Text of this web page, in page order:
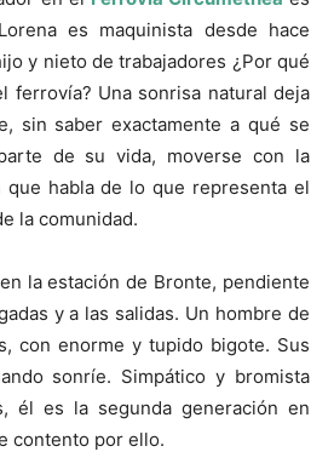
es maquinista desde hace
y nieto de trabajadores ¿Por qué
ferrovía? Una sonrisa natural deja
sin saber exactamente a qué se
de su vida, moverse con la
que habla de lo que representa el
la comunidad.
la estación de Bronte, pendiente
y a las salidas. Un hombre de
con enorme y tupido bigote. Sus
sonríe. Simpático y bromista
él es la segunda generación en
contento por ello.